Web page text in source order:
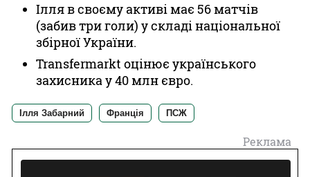
Ілля в своєму активі має 56 матчів
(забив три голи) у складі національної
збірної України.
Transfermarkt оцінює українського
захисника у 40 млн євро.
Ілля Забарний Франція ПСЖ
Реклама